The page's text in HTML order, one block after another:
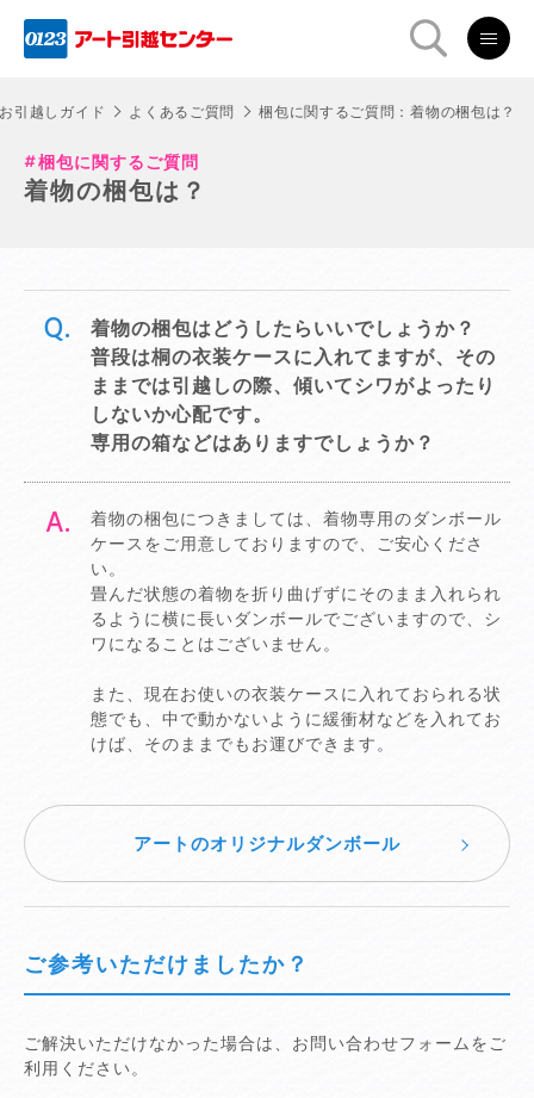
お引越しガイド よくあるご質問 梱包に関するご質問：着物の梱包は？
梱包に関するご質問
着物の梱包は？
着物の梱包はどうしたらいいでしょうか？
普段は桐の衣装ケースに入れてますが、その
ままでは引越しの際、傾いてシワがよったり
しないか心配です。
専用の箱などはありますでしょうか？
着物の梱包につきましては、着物専用のダンボール
ケースをご用意しておりますので、ご安心くださ
い。
畳んだ状態の着物を折り曲げずにそのまま入れられ
るように横に長いダンボールでございますので、シ
ワになることはございません。
また、現在お使いの衣装ケースに入れておられる状
態でも、中で動かないように緩衝材などを入れてお
けば、そのままでもお運びできます。
アートのオリジナルダンボール
ご参考いただけましたか？
ご解決いただけなかった場合は、お問い合わせフォームをご
利用ください。